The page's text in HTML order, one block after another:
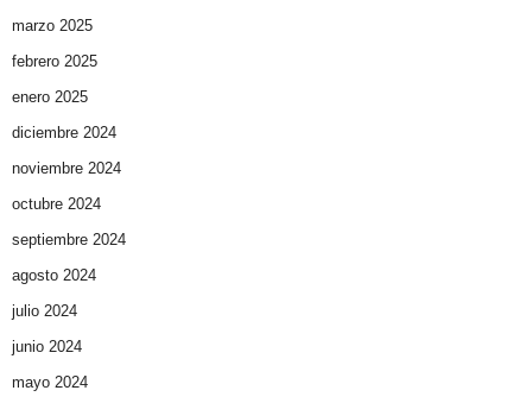
marzo 2025
febrero 2025
enero 2025
diciembre 2024
noviembre 2024
octubre 2024
septiembre 2024
agosto 2024
julio 2024
junio 2024
mayo 2024